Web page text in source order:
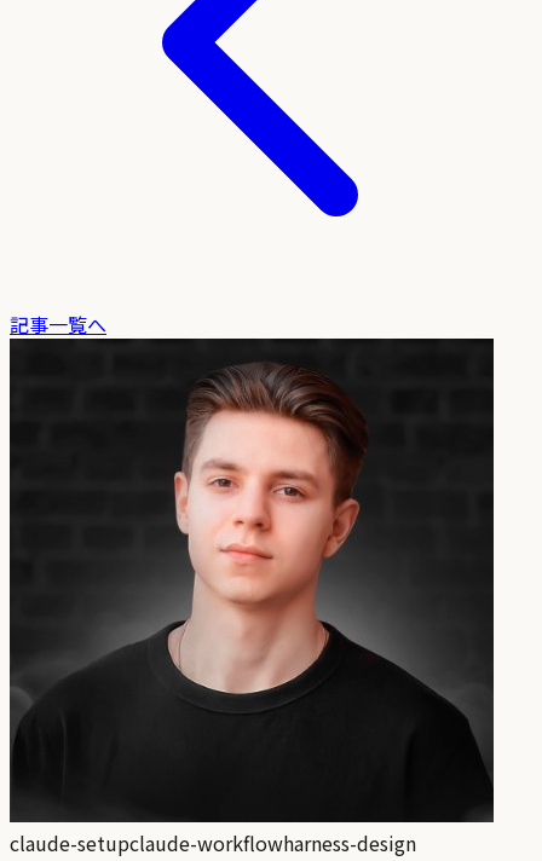
記事一覧へ
claude-setupclaude-workflowharness-design